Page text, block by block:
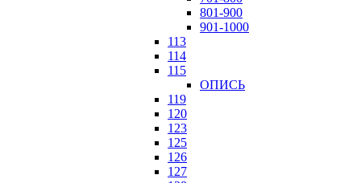
801-900
901-1000
113
114
115
ОПИСЬ
119
120
123
125
126
127